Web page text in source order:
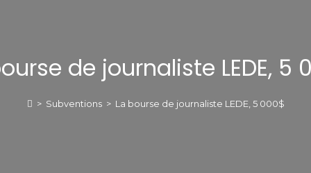
de journaliste LEDE, 5
> Subventions > La bourse de journaliste LEDE, 5 000$